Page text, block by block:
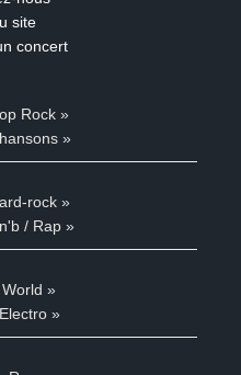
site
concert
Rock »
»
rock »
/ Rap »
»
»